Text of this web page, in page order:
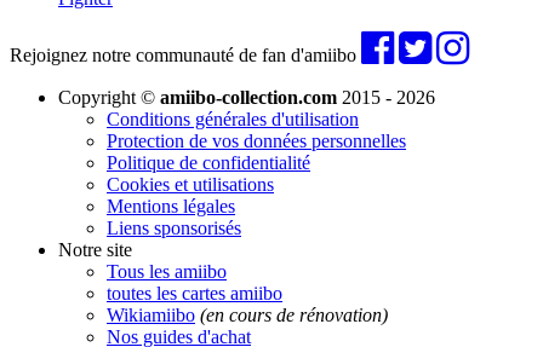
Rejoignez notre communauté de fan d'amiibo
Copyright © amiibo-collection.com 2015 - 2026
Conditions générales d'utilisation
Protection de vos données personnelles
Politique de confidentialité
Cookies et utilisations
Mentions légales
Liens sponsorisés
Notre site
Tous les amiibo
toutes les cartes amiibo
Wikiamiibo (en cours de rénovation)
Nos guides d'achat